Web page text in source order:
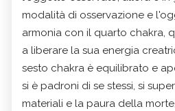
modalità di osservazione e
armonia con il quarto chakra,
a liberare la sua energia
sesto chakra è equilibrato e
si è padroni di se stessi, si
materiali e la paura della